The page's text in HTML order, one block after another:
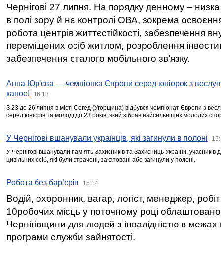
Чернігові 27 липня. На порядку денному –
в полі зору й на контролі ОВА, зокрема освоєння
робота центрів життєстійкості, забезпечення
переміщених осіб житлом, розроблення
забезпечення сталого мобільного зв’язку.
Анна Юр'єва — чемпіонка Європи серед юніорок з
каное!
16:13
З 23 до 26 липня в місті Сегед (Угорщина) відбувся чемпіонат Європи з
серед юніорів та молоді до 23 років, який зібрав найсильніших молодих
У Чернігові вшанували українців, які загинули в полоні
У Чернігові вшанували пам’ять Захисників та Захисниць України,
цивільних осіб, які були страчені, закатовані або загинули у полоні.
Робота без бар’єрів 15:14
Водій, охоронник, вагар, логіст, менеджер,
10робочих місць у поточному році
Чернігівщини для людей з інвалідністю в межах
програми служби зайнятості.